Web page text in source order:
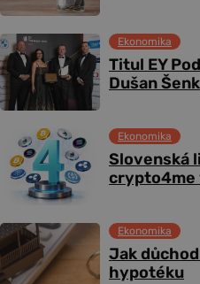
Titul EY
Dušan
Ekonomika
Slovenská
crypto4me
Ekonomika
Jak
hypotéku
Ekonomika